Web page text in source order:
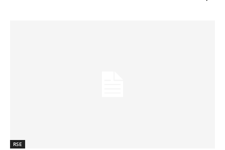
RSE